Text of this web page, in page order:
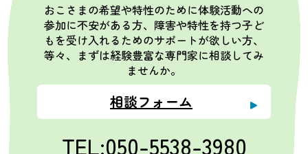
おこさまの希望や特性のために体験活動への
参加に不安がある方、障害や特性を持つ子ど
もを受け入れるためのサポートが欲しい方、
等々、まずは経験豊富な専門家に相談してみ
ませんか。
相談フォーム
TEL:050-5538-3980